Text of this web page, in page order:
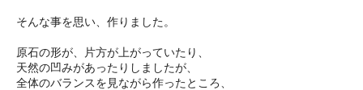
そんな事を思い、作りました。
原石の形が、片方が上がっていたり、
天然の凹みがあったりしましたが、
全体のバランスを見ながら作ったところ、